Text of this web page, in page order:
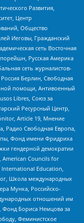
Развития,
Центр
Общество
Иеговы, Гражданский
сеть Восточная
Русская Америка
сеть журналистов-
Берлин, Свободная
помощи, Антивоенный
Libres, Союз за
Ресурсный Центр,
Article 19, Мнение
Радио Свободная Европа,
Фонд имени Фридриха
гендерной демократии
Councils for
Education,
Школа международных
Мунка, Российско-
отношений им
Фонд Бориса Немцова за
Феминистское